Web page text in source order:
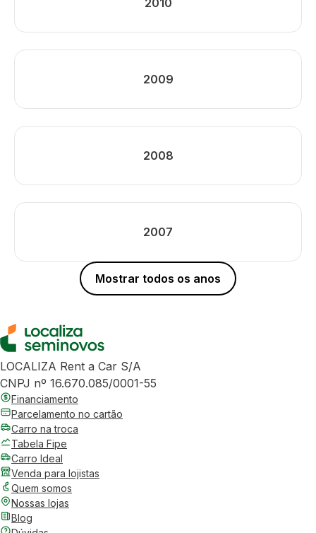
2010
2009
2008
2007
Mostrar todos os anos
LOCALIZA Rent a Car S/A
CNPJ nº 16.670.085/0001-55
Financiamento
Parcelamento no cartão
Carro na troca
Tabela Fipe
Carro Ideal
Venda para lojistas
Quem somos
Nossas lojas
Blog